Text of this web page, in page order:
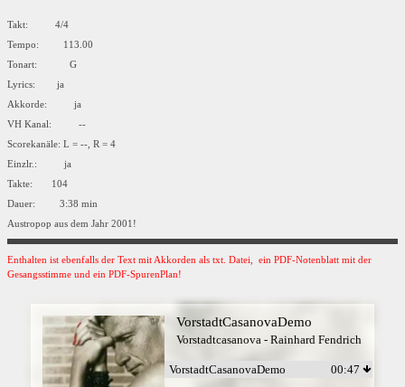
Takt: 4/4
Tempo: 113.00
Tonart: G
Lyrics: ja
Akkorde: ja
VH Kanal: --
Scorekanäle: L = --, R = 4
Einzlr.: ja
Takte: 104
Dauer: 3:38 min
Austropop aus dem Jahr 2001!
Enthalten ist ebenfalls der Text mit Akkorden als txt. Datei, ein PDF-Notenblatt mit der
Gesangsstimme und ein PDF-SpurenPlan!
VorstadtCasanovaDemo
Vorstadtcasanova - Rainhard Fendrich
VorstadtCasanovaDemo 00:47